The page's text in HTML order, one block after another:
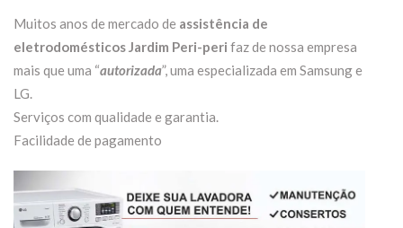
Muitos anos de mercado de assistência de
eletrodomésticos Jardim Peri-peri faz de nossa empresa
mais que uma “autorizada”, uma especializada em Samsung e
LG.
Serviços com qualidade e garantia.
Facilidade de pagamento